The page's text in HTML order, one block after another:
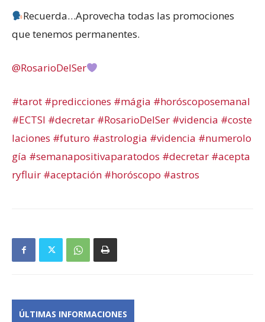
Recuerda…Aprovecha todas las promociones
que tenemos permanentes.
@RosarioDelSer
#tarot #predicciones #mágia #horóscoposemanal
#ECTSI #decretar #RosarioDelSer #videncia #coste
laciones #futuro #astrologia #videncia #numerolo
gía #semanapositivaparatodos #decretar #acepta
ryfluir #aceptación #horóscopo #astros
ÚLTIMAS INFORMACIONES